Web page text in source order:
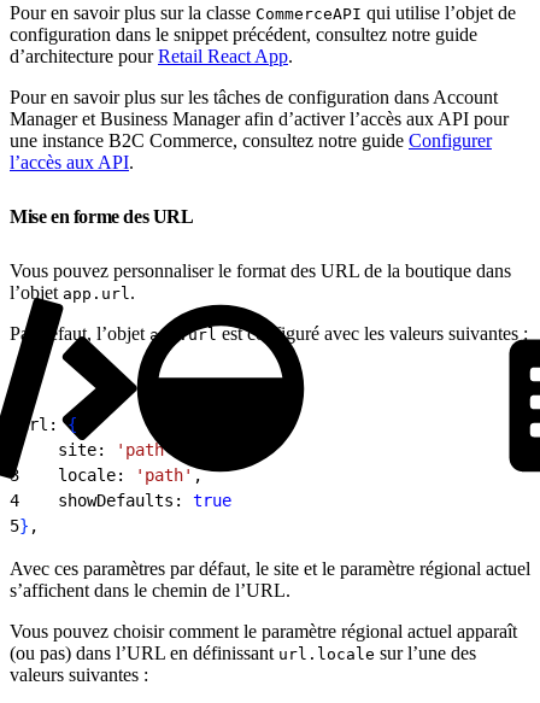
Pour en savoir plus sur la classe CommerceAPI qui utilise l’objet de
configuration dans le snippet précédent, consultez notre guide
d’architecture pourRetail React App.
Pour en savoir plus sur les tâches de configuration dans Account
Manager et Business Manager afin d’activer l’accès aux API pour
une instance B2C Commerce, consultez notre guide Configurer
l’accès aux API.
Mise en forme des URL
Vous pouvez personnaliser le format des URL de la boutique dans
l’objet app.url .
Par défaut, l’objet app.url est configuré avec les valeurs suivantes :
url: {
    site:
'path'
3
    locale:
'path' ,
4
    showDefaults:
true
5} ,
Avec ces paramètres par défaut, le site et le paramètre régional actuel
s’affichent dans le chemin de l’URL.
Vous pouvez choisir comment le paramètre régional actuel apparaît
(ou pas) dans l’URL en définissant url.locale sur l’une des
valeurs suivantes :